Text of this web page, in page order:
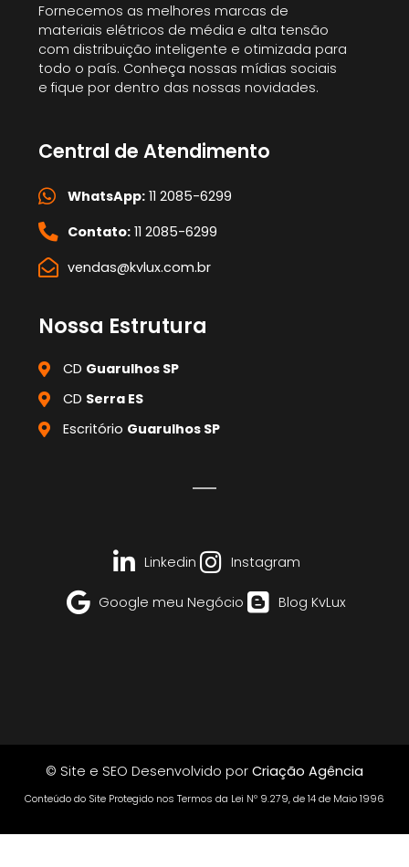
Fornecemos as melhores marcas de
materiais elétricos de média e alta tensão
com distribuição inteligente e otimizada para
todo o país. Conheça nossas mídias sociais
e fique por dentro das nossas novidades.
Central de Atendimento
WhatsApp:11 2085-6299
Contato:11 2085-6299
vendas@kvlux.com.br
Nossa Estrutura
CD Guarulhos SP
CD Serra ES
Escritório Guarulhos SP
Linkedin Instagram
Google meu Negócio Blog KvLux
© Site e SEO Desenvolvido por Criação Agência
Conteúdo do Site Protegido nos Termos da Lei Nº 9.279, de 14 de Maio 1996